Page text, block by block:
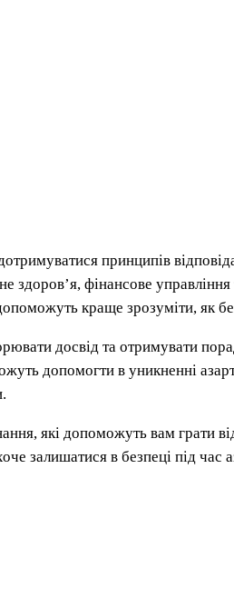
принципів
здоров’я, фінансове
краще зрозуміти, як
досвід та отримувати
допомогти в уникненні
які допоможуть вам грати
залишатися в безпеці під